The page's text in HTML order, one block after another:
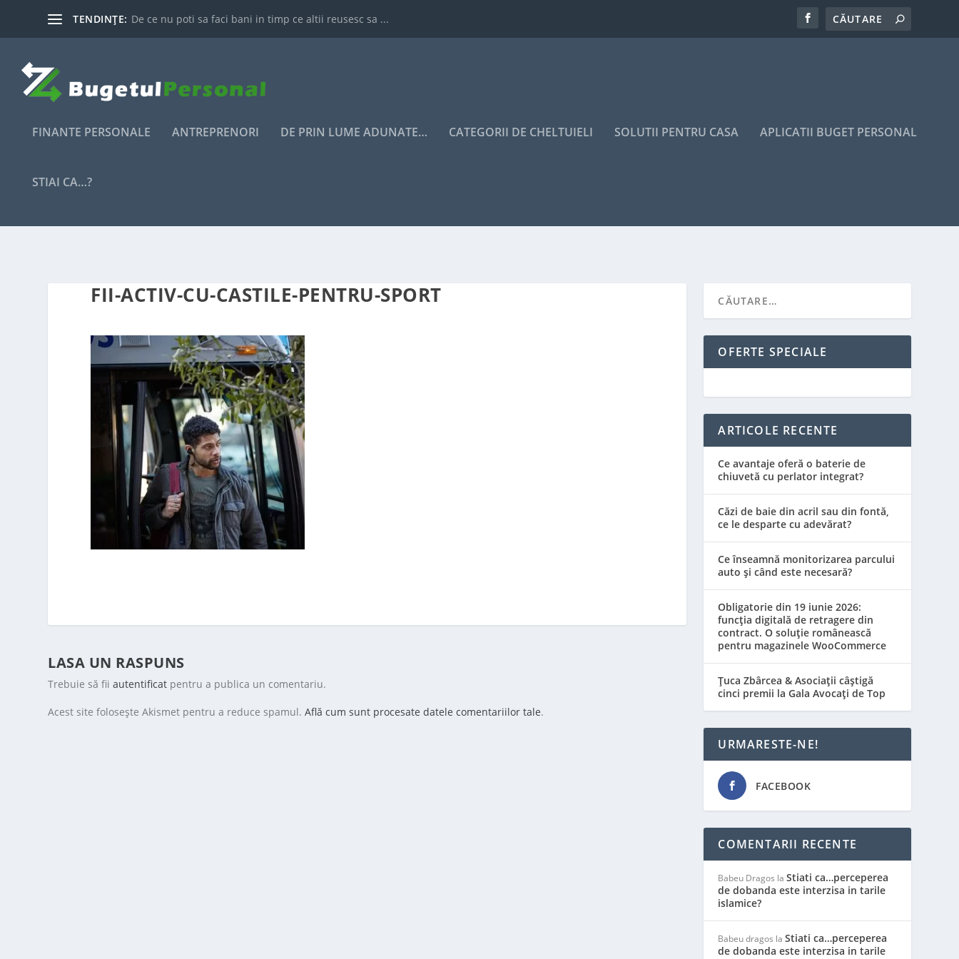
TENDINȚE: De ce nu poti sa faci bani in timp ce altii reusesc sa ...
FINANTE PERSONALE ANTREPRENORI DE PRIN LUME ADUNATE… CATEGORII DE CHELTUIELI SOLUTII PENTRU CASA APLICATII BUGET PERSONAL
STIAI CA…?
FII-ACTIV-CU-CASTILE-PENTRU-SPORT
LASA UN RASPUNS
Trebuie să fiiautentificat pentru a publica un comentariu.
Acest site folosește Akismet pentru a reduce spamul.Află cum sunt procesate datele comentariilor tale.
OFERTE SPECIALE
ARTICOLE RECENTE
Ce avantaje oferă o baterie de
chiuvetă cu perlator integrat?
Căzi de baie din acril sau din fontă,
ce le desparte cu adevărat?
Ce înseamnă monitorizarea parcului
auto și când este necesară?
Obligatorie din 19 iunie 2026:
funcția digitală de retragere din
contract. O soluție românească
pentru magazinele WooCommerce
Țuca Zbârcea & Asociații câștigă
cinci premii la Gala Avocați de Top
URMARESTE-NE!
FACEBOOK
COMENTARII RECENTE
Babeu Dragos laStiati ca…perceperea
de dobanda este interzisa in tarile
islamice?
Babeu dragos laStiati ca…perceperea
de dobanda este interzisa in tarile